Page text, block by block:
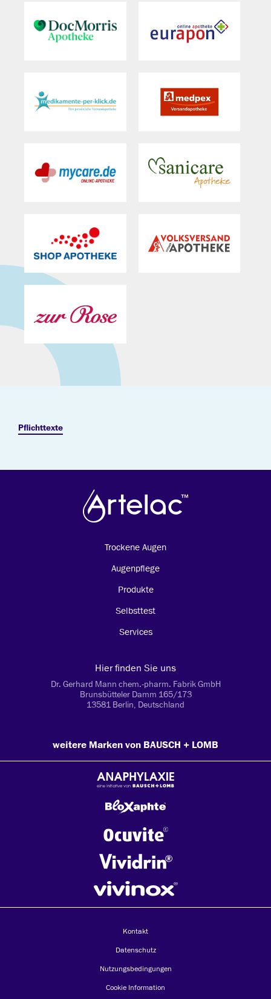
Pflichttexte
Trockene Augen
Augenpflege
Produkte
Selbsttest
Services
Hier finden Sie uns
Dr. Gerhard Mann chem.-pharm. Fabrik GmbH
Brunsbütteler Damm 165/173
13581 Berlin, Deutschland
weitere Marken von BAUSCH + LOMB
Kontakt
Datenschutz
Nutzungsbedingungen
Cookie Information